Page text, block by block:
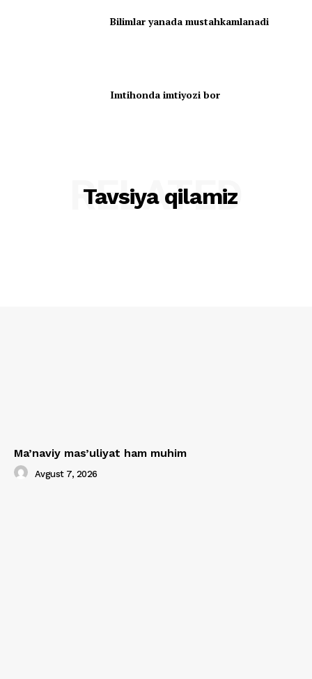
Bilimlar yanada mustahkamlanadi
Imtihonda imtiyozi bor
Tavsiya qilamiz
RELATED
Ma’naviy mas’uliyat ham muhim
Avgust 7, 2026